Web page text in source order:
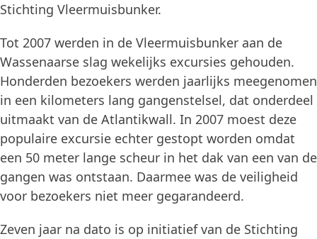
Stichting Vleermuisbunker.
Tot 2007 werden in de Vleermuisbunker aan de
Wassenaarse slag wekelijks excursies gehouden.
Honderden bezoekers werden jaarlijks meegenomen
in een kilometers lang gangenstelsel, dat onderdeel
uitmaakt van de Atlantikwall. In 2007 moest deze
populaire excursie echter gestopt worden omdat
een 50 meter lange scheur in het dak van een van de
gangen was ontstaan. Daarmee was de veiligheid
voor bezoekers niet meer gegarandeerd.
Zeven jaar na dato is op initiatief van de Stichting